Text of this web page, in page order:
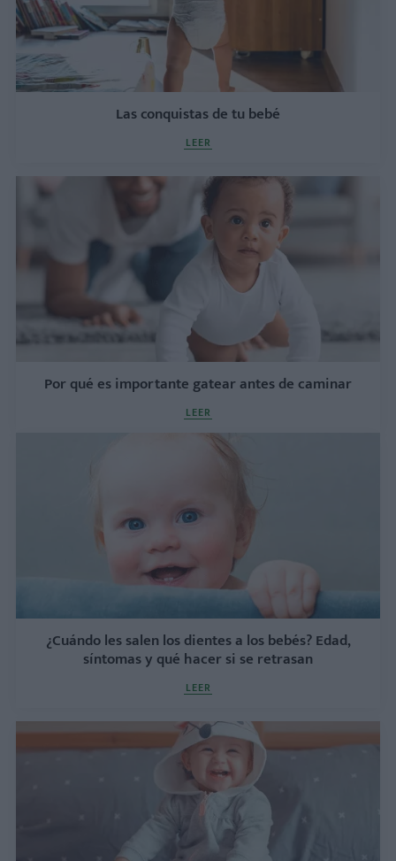
Las conquistas de tu bebé
LEER
Por qué es importante gatear antes de caminar
LEER
¿Cuándo les salen los dientes a los bebés? Edad,
síntomas y qué hacer si se retrasan
LEER